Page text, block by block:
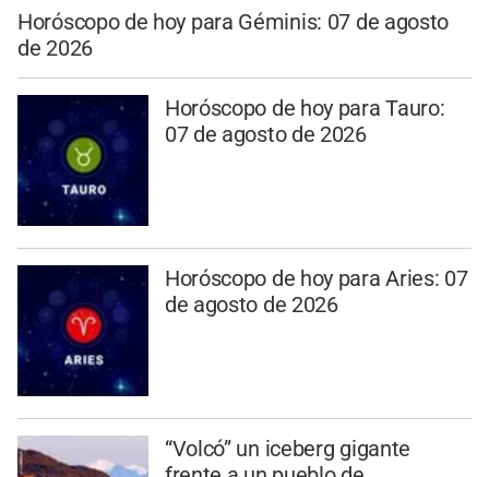
Horóscopo de hoy para Géminis: 07 de agosto
de 2026
Horóscopo de hoy para Tauro:
07 de agosto de 2026
Horóscopo de hoy para Aries: 07
de agosto de 2026
“Volcó” un iceberg gigante